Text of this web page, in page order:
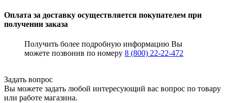
Оплата за доставку осуществляется покупателем при
получении заказа
Получить более подробную информацию Вы
можете позвонив по номеру 8 (800) 22-22-472
Задать вопрос
Вы можете задать любой интересующий вас вопрос по товару
или работе магазина.